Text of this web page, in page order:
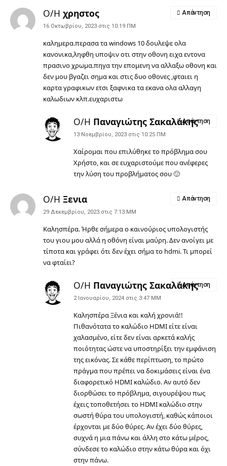
Ο/Η χρηστος
16 Οκτωβρίου, 2023 στις 10:19 ΠΜ
καλημερα.περασα τα windows 10 δουλεψε ολα
κανονικα,ληφθη υποψιν οτι στην οθονη ειχα εντονα
πρασινο χρωμα.πηγα την επομενη να αλλαξω οθονη και
δεν μου βγαζει σημα και στις δυο οθονες ,φταιει η
καρτα γραφικων ετσι ξαφνικα τα εκανα ολα αλλαγη
καλωδιων κλπ.ευχαριστω
Απάντηση
Ο/Η Παναγιώτης Σακαλάκης
13 Νοεμβρίου, 2023 στις 10:25 ΠΜ
Χαίρομαι που επιλύθηκε το πρόβλημα σου
Χρήστο, και σε ευχαριστούμε που ανέφερες
την λύση του προβλήματος σου 🙂
Απάντηση
Ο/Η Ξενια
29 Δεκεμβρίου, 2023 στις 7:13 ΜΜ
Καλησπέρα. Ήρθε σήμερα ο καινούριος υπολογιστής
του γιου μου αλλά η οθόνη είναι μαύρη. Δεν ανοίγει με
τίποτα και γράφει ότι δεν έχει σήμα το hdmi. Τι μπορεί
να φταίει?
Απάντηση
Ο/Η Παναγιώτης Σακαλάκης
2 Ιανουαρίου, 2024 στις 3:47 ΜΜ
Καλησπέρα Ξένια και καλή χρονιά!!
Πιθανότατα το καλώδιο HDMI είτε είναι
χαλασμένο, είτε δεν είναι αρκετά καλής
ποιότητας ώστε να υποστηρίξει την εμφάνιση
της εικόνας. Σε κάθε περίπτωση, το πρώτο
πράγμα που πρέπει να δοκιμάσεις είναι ένα
διαφορετικό HDMI καλώδιο. Αν αυτό δεν
διορθώσει το πρόβλημα, σιγουρέψου πως
έχεις τοποθετήσει το HDMI καλώδιο στην
σωστή θύρα του υπολογιστή, καθώς κάποιοι
έρχονται με δύο θύρες. Αν έχει δύο θύρες,
συχνά η μια πάνω και άλλη στο κάτω μέρος,
σύνδεσε το καλώδιο στην κάτω θύρα και όχι
στην πάνω.
Απάντηση